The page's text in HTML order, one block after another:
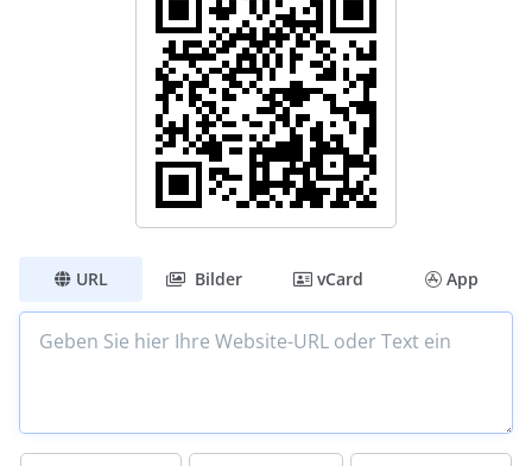
URL Bilder vCard App